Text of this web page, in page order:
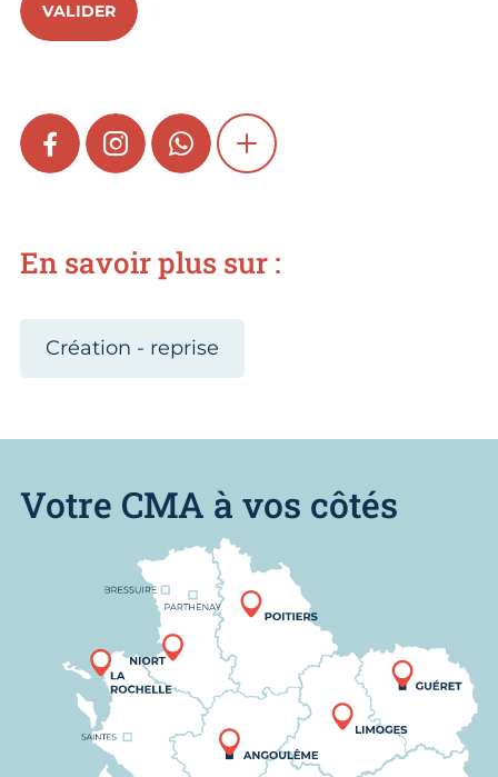
VALIDER
FACEBOOKINSTAGRAMWHATSAPPSHOW MORE
En savoir plus sur :
Création - reprise
Votre CMA à vos côtés